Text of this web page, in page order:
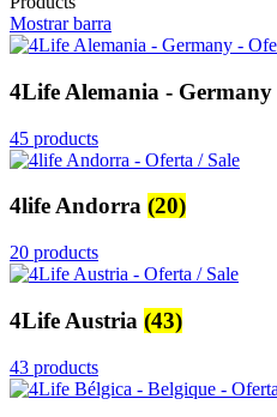
Mostrar barra
4Life Alemania - Germany
45 products
4life Andorra (20)
20 products
4Life Austria (43)
43 products